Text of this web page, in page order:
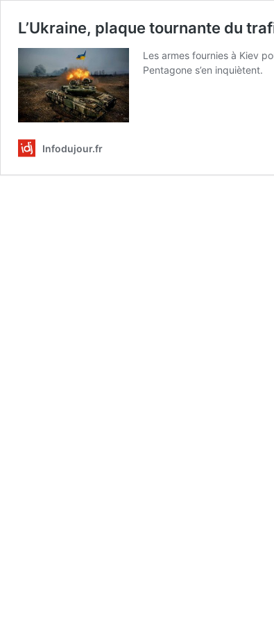
L’Ukraine, plaque tournante du
Les armes fournies à Kiev
Pentagone s’en inquiètent.
Infodujour.fr